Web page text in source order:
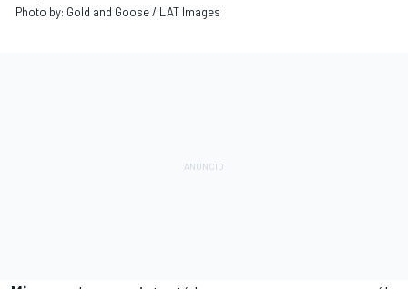
Photo by: Gold and Goose / LAT Images